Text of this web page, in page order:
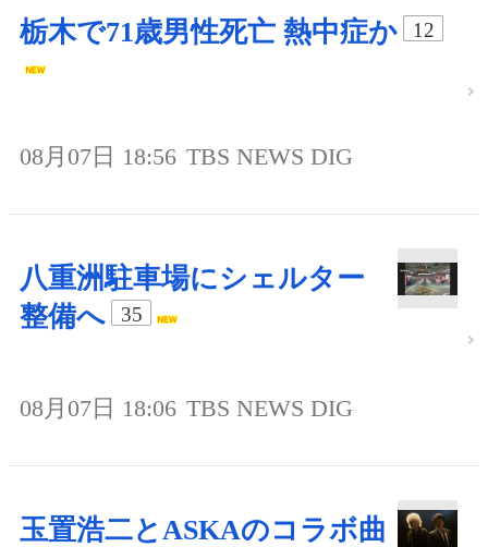
栃木で71歳男性死亡 熱中症か 12
08月07日 18:56 TBS NEWS DIG
八重洲駐車場にシェルター
整備へ
35
08月07日 18:06 TBS NEWS DIG
玉置浩二とASKAのコラボ曲